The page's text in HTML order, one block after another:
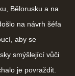
Bělorusku a na
na návrh šéfa
aby se
smýšlející vůči
je povraždit.